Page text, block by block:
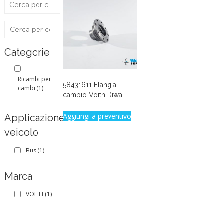
58431611 Flangia
cambio Voith Diwa
Aggiungi a preventivo
Categorie
Ricambi per
cambi (1)
Applicazione
veicolo
Bus (1)
Marca
VOITH (1)